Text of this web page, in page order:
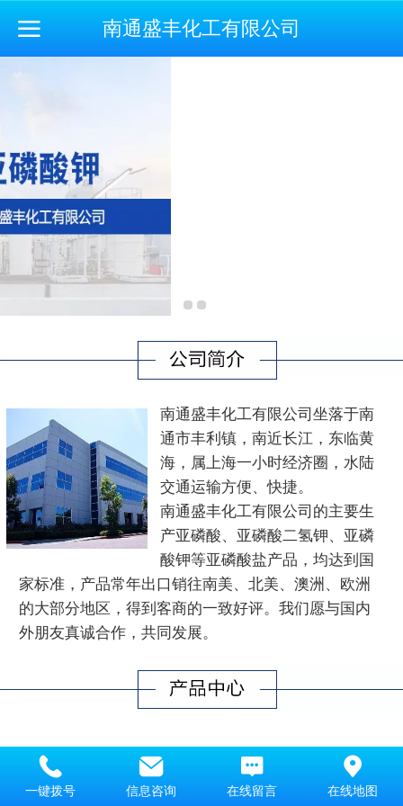
南通盛丰化工有限公司
南通盛丰化工有限公司坐落于南
通市丰利镇，南近长江，东临黄
海，属上海一小时经济圈，水陆
交通运输方便、快捷。
南通盛丰化工有限公司的主要生
产亚磷酸、 亚磷酸二氢钾、亚磷
酸钾等亚磷酸盐产品，均达到国
家标准，产品常年出口销往南美、北美、澳洲、欧洲
的大部分地区，得到客商的一致好评。 我们愿与国内
外朋友真诚合作，共同发展。
一键拨号 信息咨询 在线留言 在线地图